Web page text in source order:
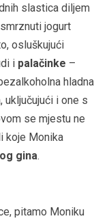
slastica diljem
jogurt
osluškujući
i palačinke –
hladna
uključujući i one s
se mjestu ne
koje Monika
gina.
pitamo Moniku